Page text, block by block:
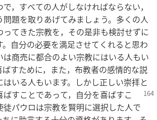
，すべての人がしなければならない，
題を取りあげてみましょう。多くの人
ってきた宗教を，その是非も検討せずに
。自分の必要を満足させてくれると思わ
は商売に都合のよい宗教にはいる人もい
ばすために，また，布教者の感情的な説
いる人もいます。しかし正しい崇拝と
ばすことであって，自分を喜ばすこ
徒パウロは宗教を賢明に選択した人で